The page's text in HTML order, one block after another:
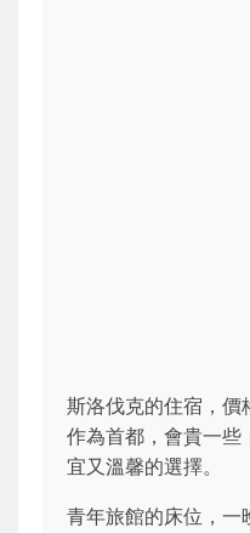
斯洛伐克的住宿，價
作為首都，會貴一些
宜又溫馨的選擇。
青年旅館的床位，一